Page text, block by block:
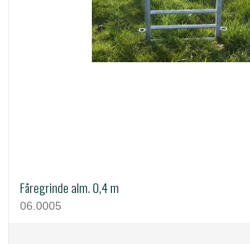
Fåregrinde alm. 0,4 m
06.0005